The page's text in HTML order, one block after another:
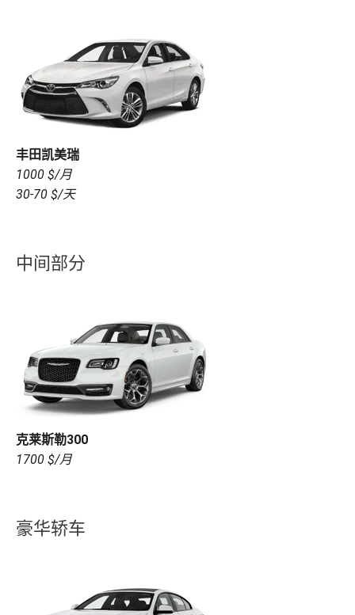
丰田凯美瑞
1000 $/月
30-70 $/天
中间部分
克莱斯勒300
1700 $/月
豪华轿车